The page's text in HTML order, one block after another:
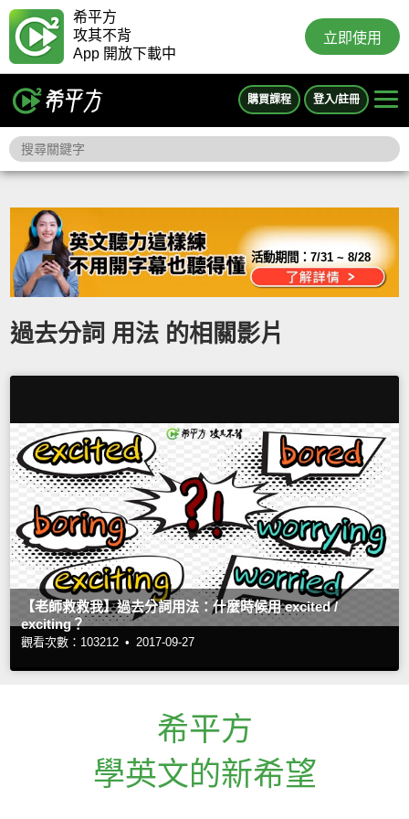
希平方
攻其不背
App 開放下載中
立即使用
購買課程 登入/註冊
活動期間：7/31 ~ 8/28
過去分詞 用法 的相關影片
【老師救救我】過去分詞用法：什麼時候用 excited /
exciting？
觀看次數：103212 • 2017-09-27
希平方
學英文的新希望